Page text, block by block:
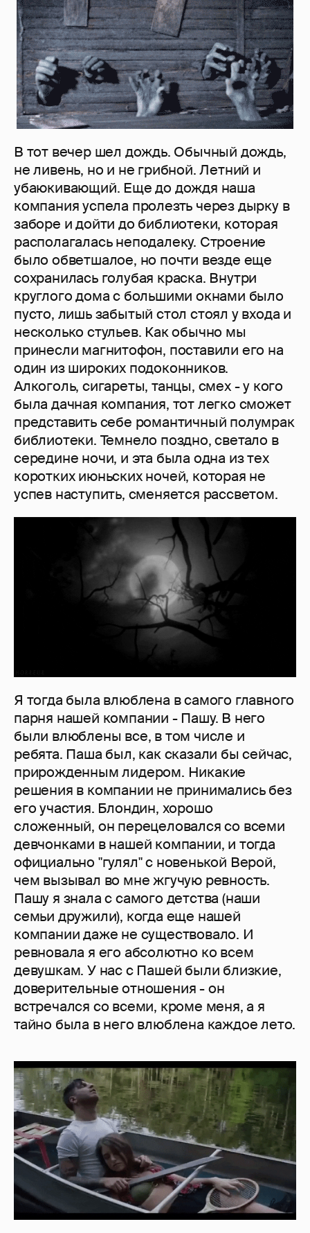
В тот вечер шел дождь. Обычный дождь,
не ливень, но и не грибной. Летний и
убаюкивающий. Еще до дождя наша
компания успела пролезть через дырку в
заборе и дойти до библиотеки, которая
располагалась неподалеку. Строение
было обветшалое, но почти везде еще
сохранилась голубая краска. Внутри
круглого дома с большими окнами было
пусто, лишь забытый стол стоял у входа и
несколько стульев. Как обычно мы
принесли магнитофон, поставили его на
один из широких подоконников.
Алкоголь, сигареты, танцы, смех - у кого
была дачная компания, тот легко сможет
представить себе романтичный полумрак
библиотеки. Темнело поздно, светало в
середине ночи, и эта была одна из тех
коротких июньских ночей, которая не
успев наступить, сменяется рассветом.
Я тогда была влюблена в самого главного
парня нашей компании - Пашу. В него
были влюблены все, в том числе и
ребята. Паша был, как сказали бы сейчас,
прирожденным лидером. Никакие
решения в компании не принимались без
его участия. Блондин, хорошо
сложенный, он перецеловался со всеми
девчонками в нашей компании, и тогда
официально "гулял" с новенькой Верой,
чем вызывал во мне жгучую ревность.
Пашу я знала с самого детства (наши
семьи дружили), когда еще нашей
компании даже не существовало. И
ревновала я его абсолютно ко всем
девушкам. У нас с Пашей были близкие,
доверительные отношения - он
встречался со всеми, кроме меня, а я
тайно была в него влюблена каждое лето.